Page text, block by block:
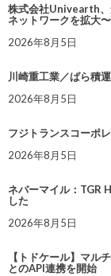
株式会社Univearth、
ネットワークを拡大〜
2026年8月5日
川崎重工業／ばら積
2026年8月5日
フジトランスコーポ
2026年8月5日
ネバーマイル：TGR
した
2026年8月5日
【トドケール】マル
とのAPI連携を開始